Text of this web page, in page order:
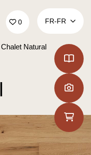
0 FR‑FR
Chalet Natural